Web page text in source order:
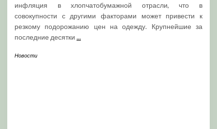
инфляция в хлопчатобумажной отрасли, что в
совокупности с другими факторами может привести к
резкому подорожанию цен на одежду. Крупнейшие за
последние десятки ...
Новости